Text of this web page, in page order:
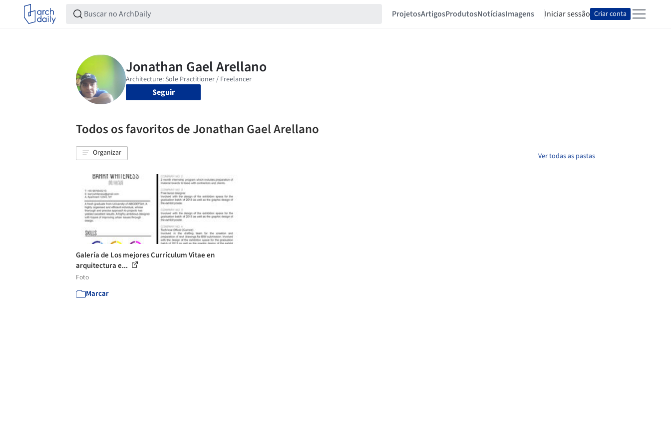
ProjetosArtigosProdutosNotíciasImagens Iniciar sessão Criar conta
Seguir
Todos os favoritos de Jonathan Gael Arellano
Organizar Ver todas as pastas
Galería de Los mejores Currículum Vitae en
arquitectura e...
Foto
Marcar